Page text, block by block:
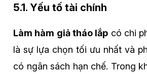
5.1. Yếu tố tài chính
Làm hàm giả tháo lắp có chi
là sự lựa chọn tối ưu nhất và
có ngân sách hạn chế. Trong